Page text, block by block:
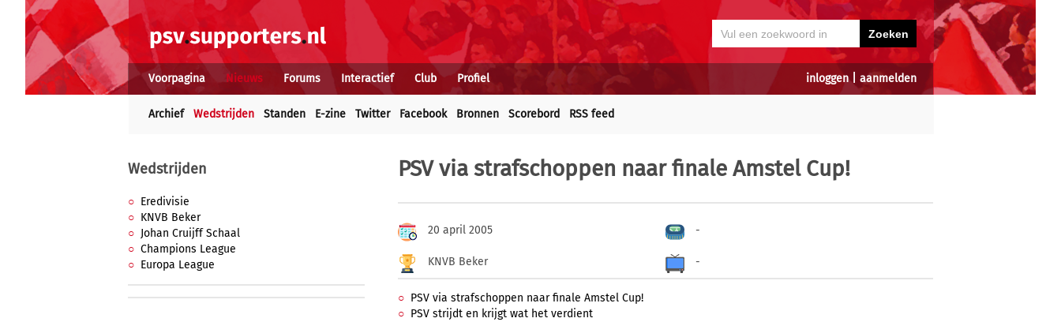
inloggen| aanmelden
Voorpagina Nieuws Forums Interactief Club Profiel
Archief Wedstrijden Standen E-zine Twitter Facebook Bronnen Scorebord RSS feed
Wedstrijden
Eredivisie
KNVB Beker
Johan Cruijff Schaal
Champions League
Europa League
PSV via strafschoppen naar finale Amstel Cup!
20 april 2005 -
KNVB Beker -
PSV via strafschoppen naar finale Amstel Cup!
PSV strijdt en krijgt wat het verdient